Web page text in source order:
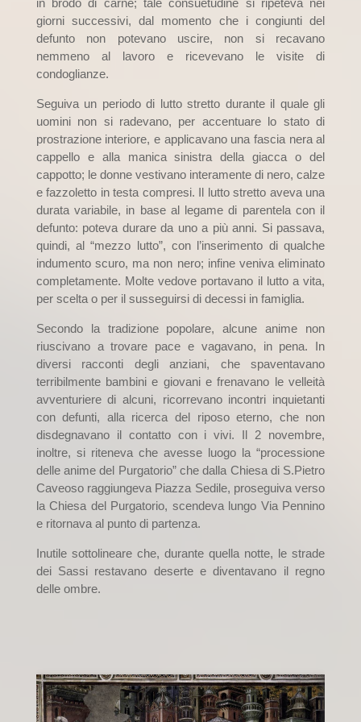
giorni successivi, dal momento che i congiunti del
defunto non potevano uscire, non si recavano
nemmeno al lavoro e ricevevano le visite di
condoglianze.
Seguiva un periodo di lutto stretto durante il quale gli
uomini non si radevano, per accentuare lo stato di
prostrazione interiore, e applicavano una fascia nera al
cappello e alla manica sinistra della giacca o del
cappotto; le donne vestivano interamente di nero, calze
e fazzoletto in testa compresi. Il lutto stretto aveva una
durata variabile, in base al legame di parentela con il
defunto: poteva durare da uno a più anni. Si passava,
quindi, al “mezzo lutto”, con l’inserimento di qualche
indumento scuro, ma non nero; infine veniva eliminato
completamente. Molte vedove portavano il lutto a vita,
per scelta o per il susseguirsi di decessi in famiglia.
Secondo la tradizione popolare, alcune anime non
riuscivano a trovare pace e vagavano, in pena. In
diversi racconti degli anziani, che spaventavano
terribilmente bambini e giovani e frenavano le velleità
avventuriere di alcuni, ricorrevano incontri inquietanti
con defunti, alla ricerca del riposo eterno, che non
disdegnavano il contatto con i vivi. Il 2 novembre,
inoltre, si riteneva che avesse luogo la “processione
delle anime del Purgatorio” che dalla Chiesa di S.Pietro
Caveoso raggiungeva Piazza Sedile, proseguiva verso
la Chiesa del Purgatorio, scendeva lungo Via Pennino
e ritornava al punto di partenza.
Inutile sottolineare che, durante quella notte, le strade
dei Sassi restavano deserte e diventavano il regno
delle ombre.